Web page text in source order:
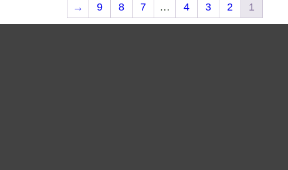
1
2
3
4
…
7
8
9
→